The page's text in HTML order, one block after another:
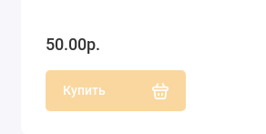
50.00р.
Купить